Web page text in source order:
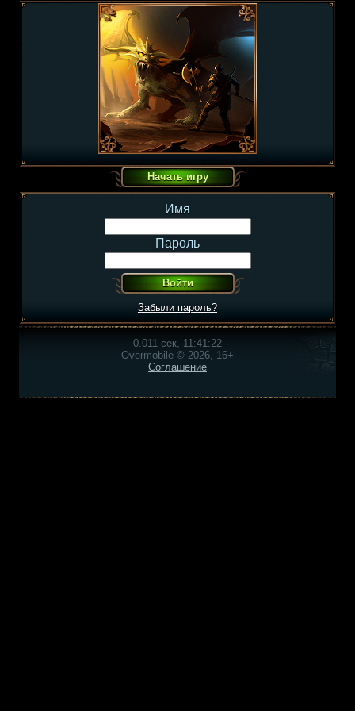
Имя
Пароль
Забыли пароль?
0.011 сек, 11:41:22
Overmobile © 2026, 16+
Соглашение